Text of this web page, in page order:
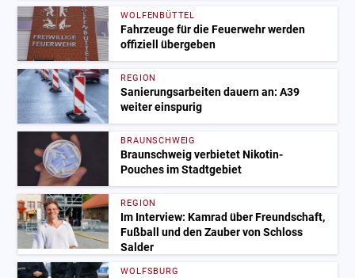
WOLFENBÜTTEL
Fahrzeuge für die Feuerwehr werden
offiziell übergeben
REGION
Sanierungsarbeiten dauern an: A39
weiter einspurig
BRAUNSCHWEIG
Braunschweig verbietet Nikotin-
Pouches im Stadtgebiet
REGION
Im Interview: Kamrad über Freundschaft,
Fußball und den Zauber von Schloss
Salder
WOLFSBURG